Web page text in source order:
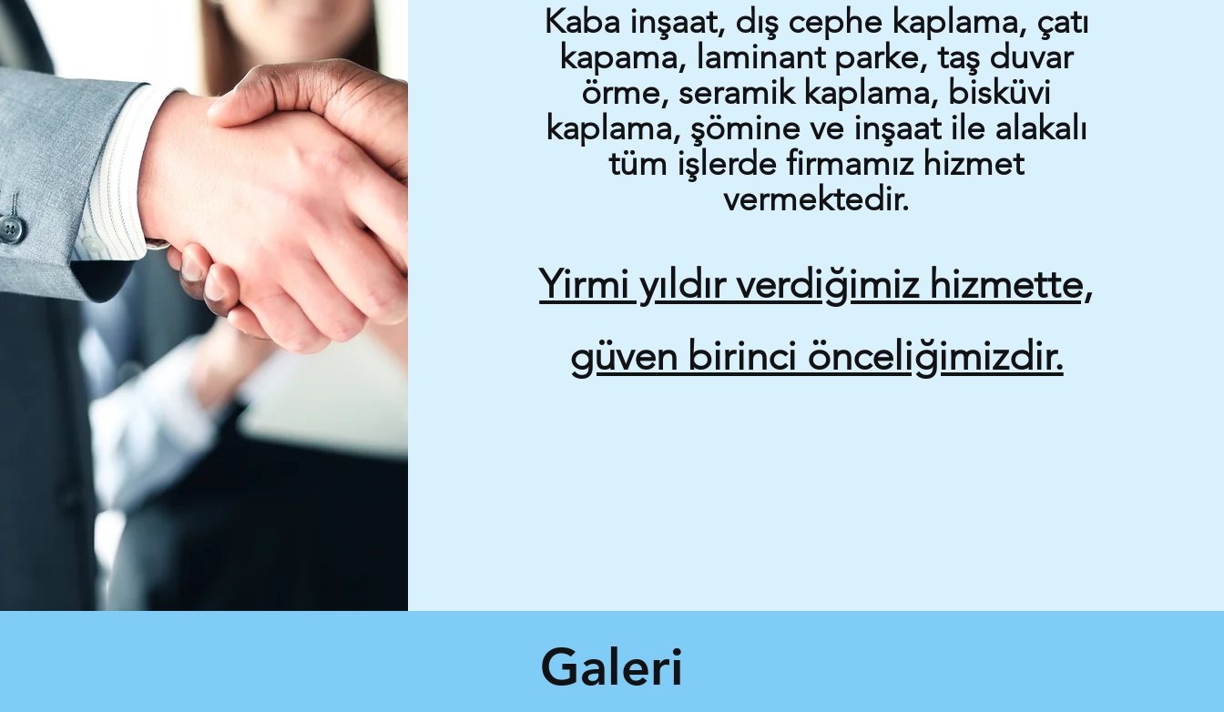
Kaba inşaat, dış cephe kaplama, çatı
kapama, laminant parke, taş duvar
örme, seramik kaplama, bisküvi
kaplama, şömine ve inşaat ile alakalı
tüm işlerde firmamız hizmet
vermektedir.
Yirmi yıldır verdiğimiz hizmette,
güven birinci önceliğimizdir.
Galeri